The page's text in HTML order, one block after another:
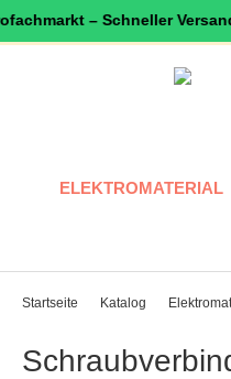
– Schneller Versand im
ELEKTROMATERIAL
Startseite Katalog